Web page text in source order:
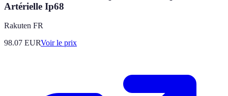
Artérielle Ip68
Rakuten FR
98.07 EURVoir le prix